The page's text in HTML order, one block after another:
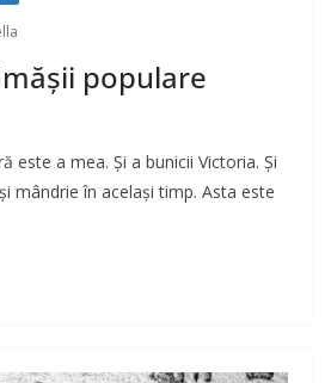
populare
este a mea. Și a bunicii Victoria. Și
mândrie în același timp. Asta este